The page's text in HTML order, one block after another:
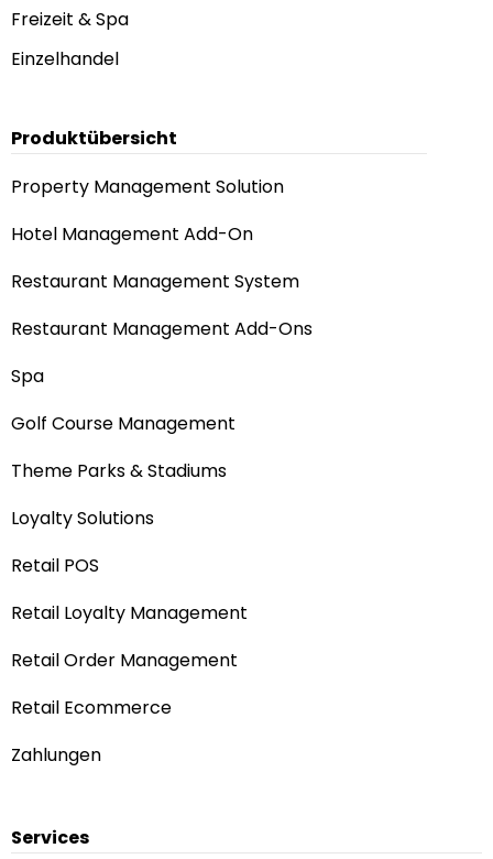
Freizeit & Spa
Einzelhandel
Produktübersicht
Property Management Solution
Hotel Management Add-On
Restaurant Management System
Restaurant Management Add-Ons
Spa
Golf Course Management
Theme Parks & Stadiums
Loyalty Solutions
Retail POS
Retail Loyalty Management
Retail Order Management
Retail Ecommerce
Zahlungen
Services